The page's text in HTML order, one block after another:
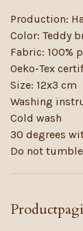
Production:
Color: Teddy
Fabric: 100%
Oeko-Tex
Size: 12x3 cm
Washing
Cold wash
30 degrees
Do not